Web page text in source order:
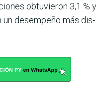
obtuvieron 3,1 % y
un desempeño más dis­